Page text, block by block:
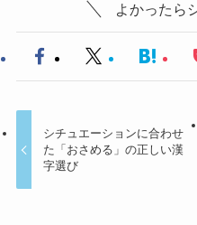
よかったら
シチュエーションに合わせ
た「おさめる」の正しい漢
字選び